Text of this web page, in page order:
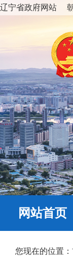
辽宁省政府网站
网站首页
您现在的位置：